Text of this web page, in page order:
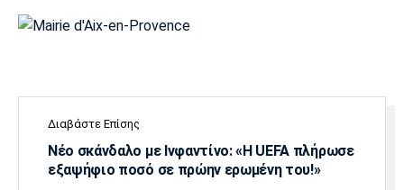
Διαβάστε Επίσης
Νέο σκάνδαλο με Ινφαντίνο: «Η UEFA πλήρωσε
εξαψήφιο ποσό σε πρώην ερωμένη του!»